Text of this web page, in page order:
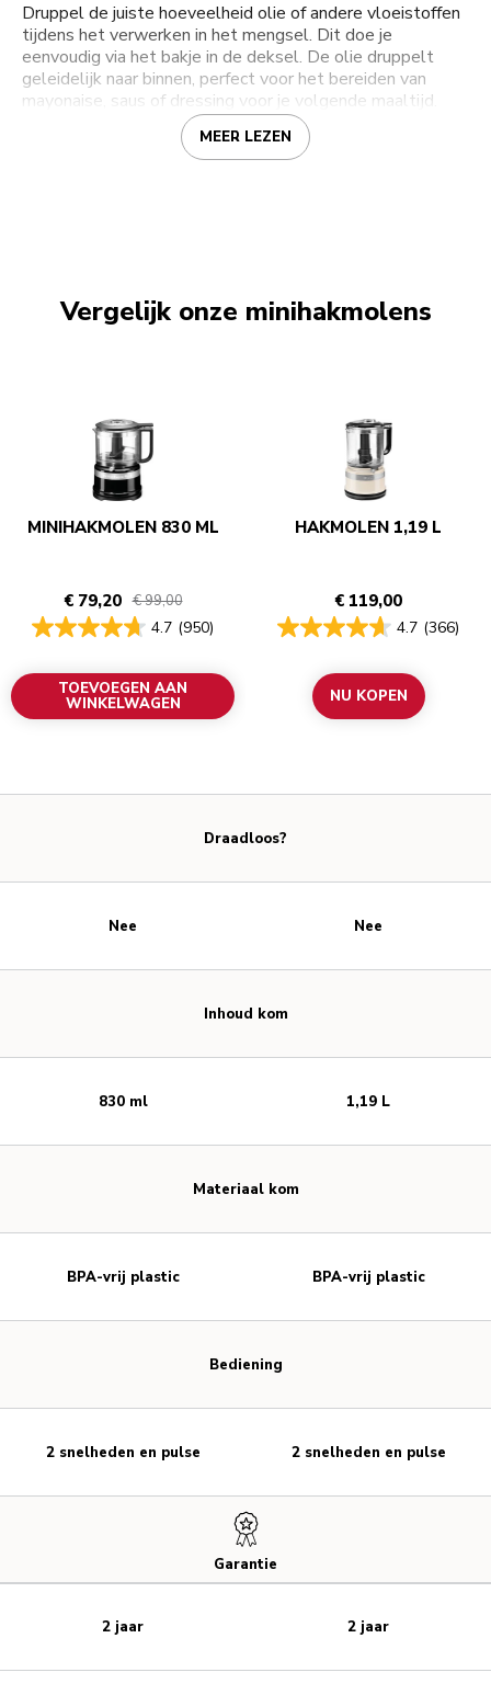
Druppel de juiste hoeveelheid olie of andere vloeistoffen
tijdens het verwerken in het mengsel. Dit doe je
eenvoudig via het bakje in de deksel. De olie druppelt
geleidelijk naar binnen, perfect voor het bereiden van
mayonaise, saus of dressing voor je volgende maaltijd.
MEER LEZEN
Vergelijk onze minihakmolens
MINIHAKMOLEN 830 ML
€ 79,20 € 99,00
4.7 (950)
TOEVOEGEN AAN
WINKELWAGEN
HAKMOLEN 1,19 L
€ 119,00
4.7 (366)
NU KOPEN
Draadloos?
Inhoud kom
Materiaal kom
Bediening
Garantie
Nee
830 ml
BPA-vrij plastic
2 snelheden en pulse
2 jaar
Nee
1,19 L
BPA-vrij plastic
2 snelheden en pulse
2 jaar